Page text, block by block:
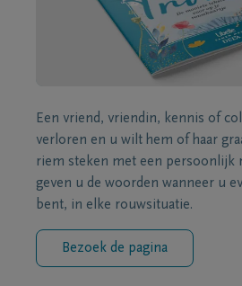
Een vriend, vriendin, kennis of
verloren en u wilt hem of haar
riem steken met een persoonlijk
geven u de woorden wanneer u
bent, in elke rouwsituatie.
Bezoek de pagina